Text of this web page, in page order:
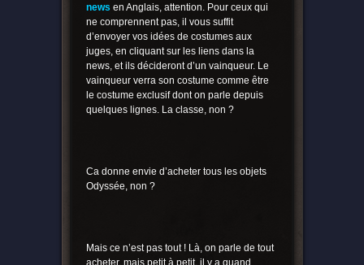
news en Anglais, attention. Pour ceux qui
ne comprennent pas, il vous suffit
d’envoyer vos idées de costumes aux
juges, en cliquant sur les liens dans la
news, et ils décideront d’un vainqueur. Le
vainqueur verra son costume comme être
le costume exclusif dont on parle depuis
quelques lignes. La classe, non ?
Ca donne envie d’acheter tous les objets
Odyssée, non ?
Mais ce n’est pas tout ! Là, on parle de tout